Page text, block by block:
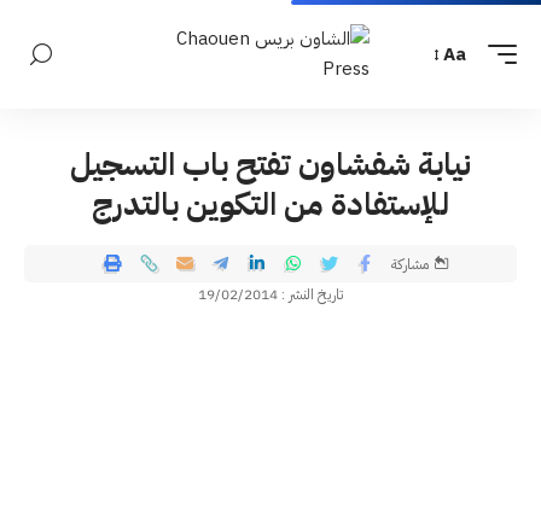
Aa
نيابة شفشاون تفتح باب التسجيل
للإستفادة من التكوين بالتدرج
تاريخ النشر : 19/02/2014
مشاركة